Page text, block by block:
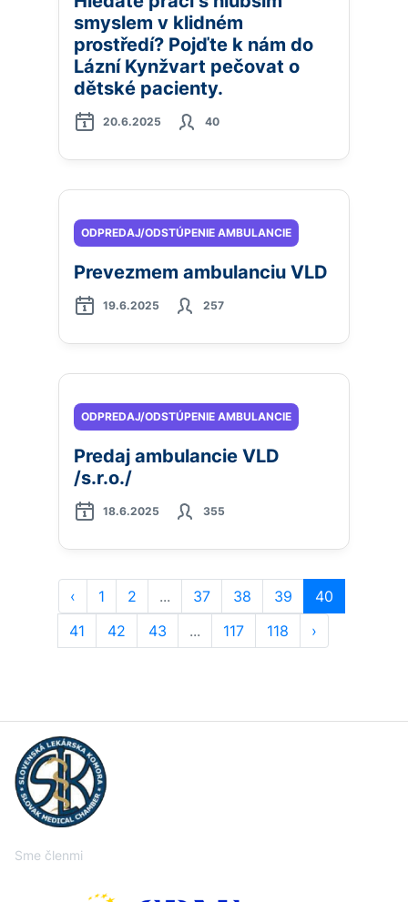
smyslem v klidném
prostředí? Pojďte k nám do
Lázní Kynžvart pečovat o
dětské pacienty.
20.6.2025 40
ODPREDAJ/ODSTÚPENIE AMBULANCIE
Prevezmem ambulanciu VLD
19.6.2025 257
ODPREDAJ/ODSTÚPENIE AMBULANCIE
Predaj ambulancie VLD
/s.r.o./
18.6.2025 355
‹ 1 2 ... 37 38 39
40
41
42 43 ... 117 118 ›
Sme členmi